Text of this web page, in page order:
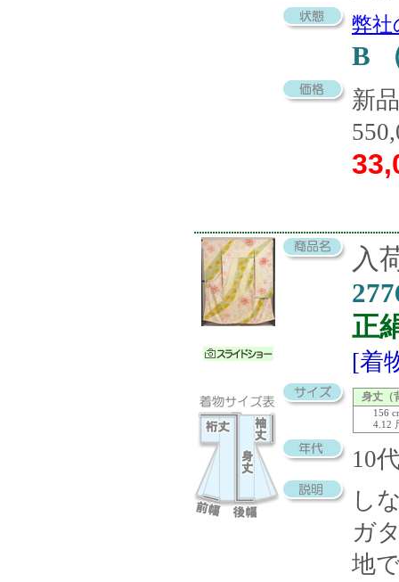
弊社
B
新
入
正
[着
身丈（
156
4.12
10
し
ガ
地